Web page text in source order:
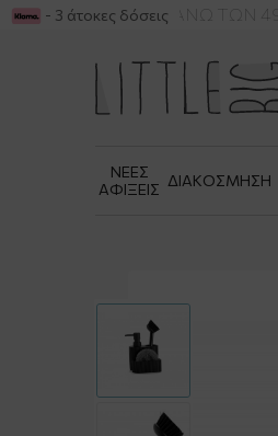
ΓΙΑ ΑΓΟΡΕΣ ΑΝΩ ΤΩΝ 49€
- 3 άτοκες δόσεις
ΝΕΕΣ
ΑΦΙΞΕΙΣ ΔΙΑΚΟΣΜΗΣΗ